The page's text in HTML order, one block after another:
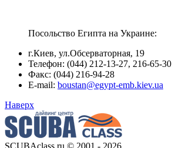
Посольство Египта на Украине:
г.Киев, ул.Обсерваторная, 19
Телефон: (044) 212-13-27, 216-65-30
Факс: (044) 216-94-28
E-mail: boustan@egypt-emb.kiev.ua
Наверх
SCUBAclass.ru © 2001 - 2026